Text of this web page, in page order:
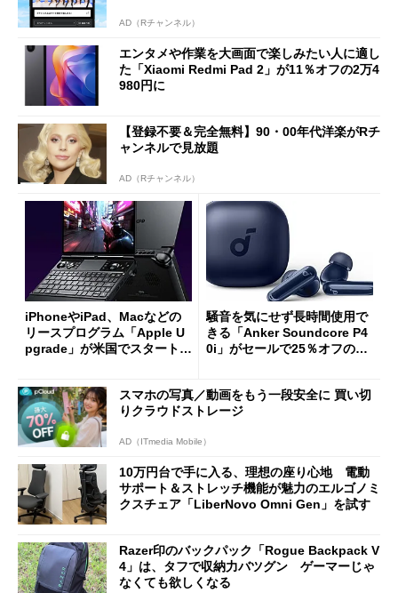
AD（Rチャンネル）
エンタメや作業を大画面で楽しみたい人に適し
た「Xiaomi Redmi Pad 2」が11％オフの2万4
980円に
【登録不要＆完全無料】90・00年代洋楽がRチ
ャンネルで見放題
AD（Rチャンネル）
iPhoneやiPad、Macなどの
リースプログラム「Apple U
pgrade」が米国でスタート／
ut」が明...
騒音を気にせず長時間使用で
きる「Anker Soundcore P4
0i」がセールで25％オフの59
スマホの写真／動画をもう一段安全に 買い切
りクラウドストレージ
AD（ITmedia Mobile）
10万円台で手に入る、理想の座り心地 電動
サポート＆ストレッチ機能が魅力のエルゴノミ
クスチェア「LiberNovo Omni Gen」を試す
Razer印のバックパック「Rogue Backpack V
4」は、タフで収納力バツグン ゲーマーじゃ
なくても欲しくなる